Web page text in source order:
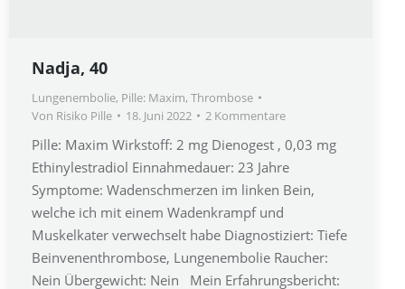
Nadja, 40
Lungenembolie, Pille: Maxim, Thrombose
Von Risiko Pille 18. Juni 2022 2 Kommentare
Pille: Maxim Wirkstoff: 2 mg Dienogest , 0,03 mg
Ethinylestradiol Einnahmedauer: 23 Jahre
Symptome: Wadenschmerzen im linken Bein,
welche ich mit einem Wadenkrampf und
Muskelkater verwechselt habe Diagnostiziert: Tiefe
Beinvenenthrombose, Lungenembolie Raucher:
Nein Übergewicht: Nein Mein Erfahrungsbericht: